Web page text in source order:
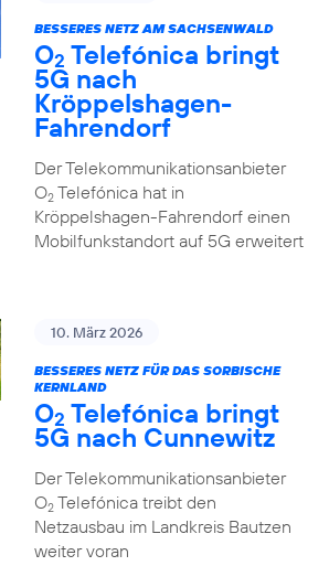
BESSERES NETZ AM SACHSENWALD
O2 Telefónica bringt
5G nach
Kröppelshagen-
Fahrendorf
Der Telekommunikationsanbieter
O2Telefónica hat in
Kröppelshagen-Fahrendorf einen
Mobilfunkstandort auf 5G erweitert
10. März 2026
BESSERES NETZ FÜR DAS SORBISCHE
KERNLAND
O2 Telefónica bringt
5G nach Cunnewitz
Der Telekommunikationsanbieter
O2Telefónica treibt den
Netzausbau im Landkreis Bautzen
weiter voran